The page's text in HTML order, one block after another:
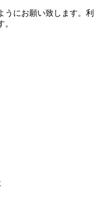
うにお願い致します。利